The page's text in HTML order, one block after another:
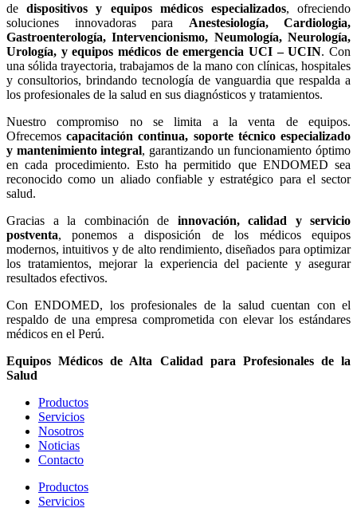
dedispositivos y equipos médicos especializados, ofreciendo
soluciones innovadoras para Anestesiología, Cardiologia,
Gastroenterología, Intervencionismo, Neumología, Neurología,
Urología, y equipos médicos de emergencia UCI – UCIN. Con
una sólida trayectoria, trabajamos de la mano con clínicas, hospitales
y consultorios, brindando tecnología de vanguardia que respalda a
los profesionales de la salud en sus diagnósticos y tratamientos.
Nuestro compromiso no se limita a la venta de equipos.
Ofrecemoscapacitación continua, soporte técnico especializado
y mantenimiento integral, garantizando un funcionamiento óptimo
en cada procedimiento. Esto ha permitido que ENDOMED sea
reconocido como un aliado confiable y estratégico para el sector
salud.
Gracias a la combinación de innovación, calidad y servicio
postventa, ponemos a disposición de los médicos equipos
modernos, intuitivos y de alto rendimiento, diseñados para optimizar
los tratamientos, mejorar la experiencia del paciente y asegurar
resultados efectivos.
Con ENDOMED, los profesionales de la salud cuentan con el
respaldo de una empresa comprometida con elevar los estándares
médicos en el Perú.
Equipos Médicos de Alta Calidad para Profesionales de la
Salud
Productos
Servicios
Nosotros
Noticias
Contacto
Productos
Servicios